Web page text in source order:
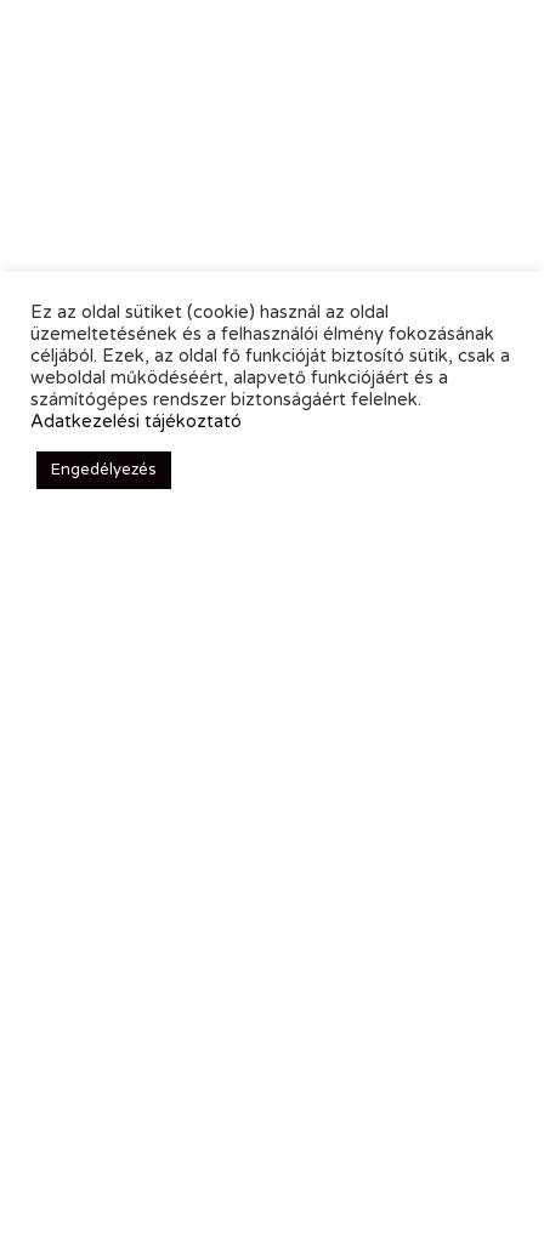
Ez az oldal sütiket (cookie) használ az oldal
üzemeltetésének és a felhasználói élmény fokozásának
céljából. Ezek, az oldal fő funkcióját biztosító sütik, csak a
weboldal működéséért, alapvető funkciójáért és a
számítógépes rendszer biztonságáért felelnek.
Adatkezelési tájékoztató
Engedélyezés